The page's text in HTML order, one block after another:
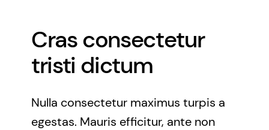
Cras consectetur
tristi dictum
Nulla consectetur maximus turpis a
egestas. Mauris efficitur, ante non